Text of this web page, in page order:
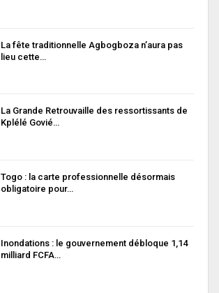
La fête traditionnelle Agbogboza n’aura pas
lieu cette…
La Grande Retrouvaille des ressortissants de
Kplélé Govié…
Togo : la carte professionnelle désormais
obligatoire pour…
Inondations : le gouvernement débloque 1,14
milliard FCFA…